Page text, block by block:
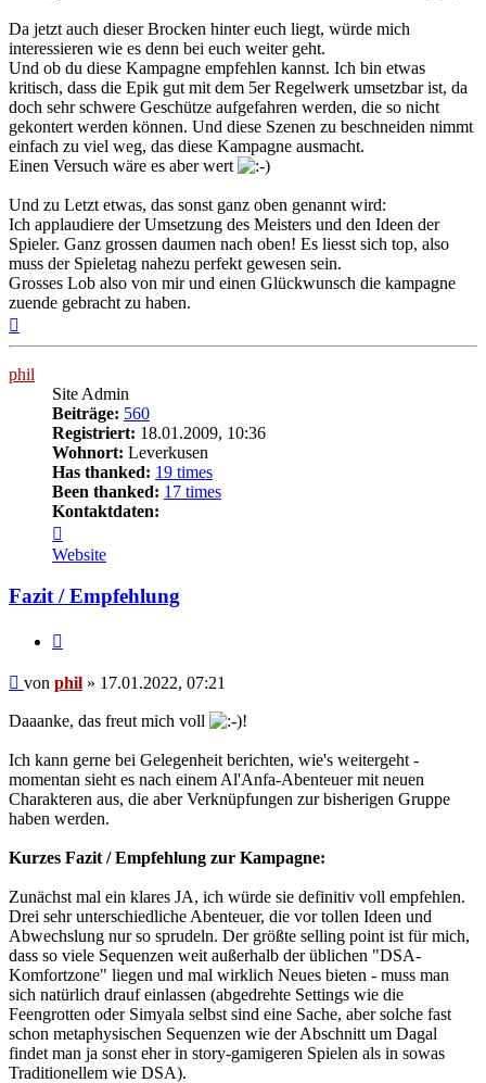
Da jetzt auch dieser Brocken hinter euch liegt, würde mich
interessieren wie es denn bei euch weiter geht.
Und ob du diese Kampagne empfehlen kannst. Ich bin etwas
kritisch, dass die Epik gut mit dem 5er Regelwerk umsetzbar ist, da
doch sehr schwere Geschütze aufgefahren werden, die so nicht
gekontert werden können. Und diese Szenen zu beschneiden nimmt
einfach zu viel weg, das diese Kampagne ausmacht.
Einen Versuch wäre es aber wert
Und zu Letzt etwas, das sonst ganz oben genannt wird:
Ich applaudiere der Umsetzung des Meisters und den Ideen der
Spieler. Ganz grossen daumen nach oben! Es liesst sich top, also
muss der Spieletag nahezu perfekt gewesen sein.
Grosses Lob also von mir und einen Glückwunsch die kampagne
zuende gebracht zu haben.
phil
Site Admin
Beiträge: 560
Registriert: 18.01.2009, 10:36
Wohnort: Leverkusen
Has thanked: 19 times
Been thanked: 17 times
Kontaktdaten:
von
phil
Website
Fazit / Empfehlung
Beitrag
von phil » 17.01.2022, 07:21
Daaanke, das freut mich voll !
Ich kann gerne bei Gelegenheit berichten, wie's weitergeht -
momentan sieht es nach einem Al'Anfa-Abenteuer mit neuen
Charakteren aus, die aber Verknüpfungen zur bisherigen Gruppe
haben werden.
Kurzes Fazit / Empfehlung zur Kampagne:
Zunächst mal ein klares JA, ich würde sie definitiv voll empfehlen.
Drei sehr unterschiedliche Abenteuer, die vor tollen Ideen und
Abwechslung nur so sprudeln. Der größte selling point ist für mich,
dass so viele Sequenzen weit außerhalb der üblichen "DSA-
Komfortzone" liegen und mal wirklich Neues bieten - muss man
sich natürlich drauf einlassen (abgedrehte Settings wie die
Feengrotten oder Simyala selbst sind eine Sache, aber solche fast
schon metaphysischen Sequenzen wie der Abschnitt um Dagal
findet man ja sonst eher in story-gamigeren Spielen als in sowas
Traditionellem wie DSA).